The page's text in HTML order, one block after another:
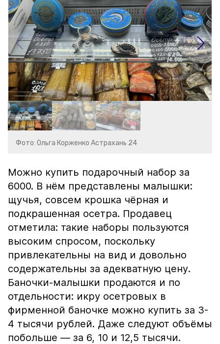
Фото: Ольга Корженко Астрахань 24
Можно купить подарочный набор за
6000. В нём представлены малышки:
щучья, совсем крошка чёрная и
подкрашенная осетра. Продавец
отметила: такие наборы пользуются
высоким спросом, поскольку
привлекательны на вид и довольно
содержательны за адекватную цену.
Баночки-малышки продаются и по
отдельности: икру осетровых в
фирменной баночке можно купить за 3-
4 тысячи рублей. Даже следуют объёмы
побольше — за 6, 10 и 12,5 тысячи.